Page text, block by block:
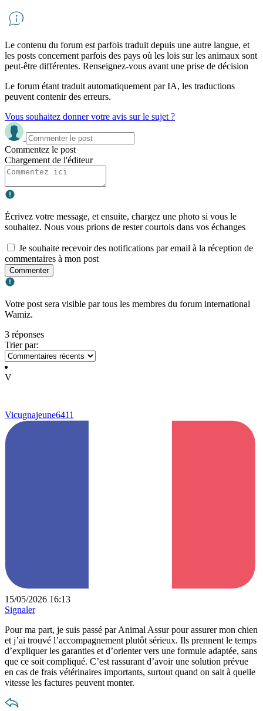
Le contenu du forum est parfois traduit depuis une autre langue, et
les posts concernent parfois des pays où les lois sur les animaux sont
peut-être différentes. Renseignez-vous avant une prise de décision
Le forum étant traduit automatiquement par IA, les traductions
peuvent contenir des erreurs.
Vous souhaitez donner votre avis sur le sujet ?
Commentez le post
Chargement de l'éditeur
Écrivez votre message, et ensuite, chargez une photo si vous le
souhaitez. Nous vous prions de rester courtois dans vos échanges
Je souhaite recevoir des notifications par email à la réception de
commentaires à mon post
Commenter
Votre post sera visible par tous les membres du forum international
Wamiz.
3 réponses
Trier par:
V
Vicugnajeune6411
15/05/2026 16:13
Signaler
Pour ma part, je suis passé par Animal Assur pour assurer mon chien
et j’ai trouvé l’accompagnement plutôt sérieux. Ils prennent le temps
d’expliquer les garanties et d’orienter vers une formule adaptée, sans
que ce soit compliqué. C’est rassurant d’avoir une solution prévue
en cas de frais vétérinaires importants, surtout quand on sait à quelle
vitesse les factures peuvent monter.